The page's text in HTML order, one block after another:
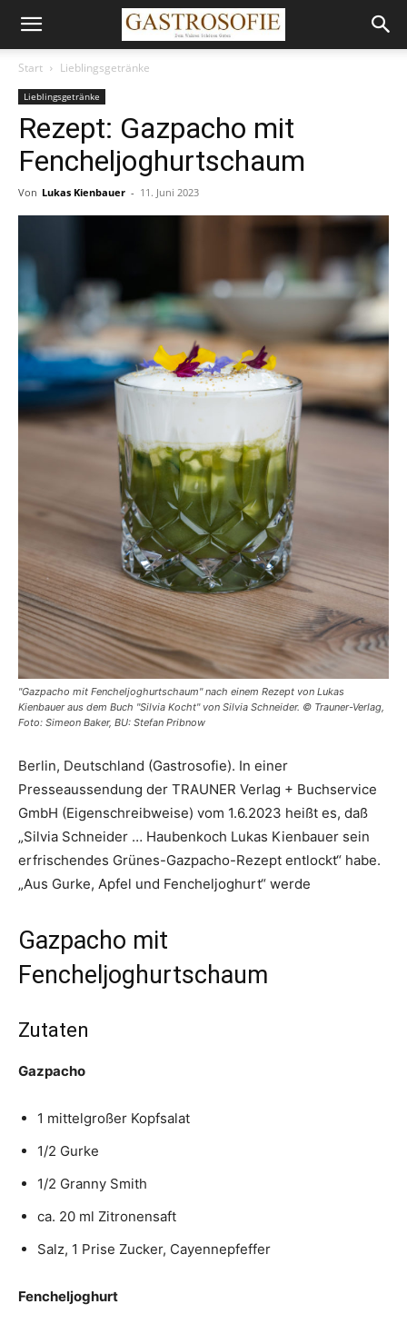
Start Lieblingsgetränke
Lieblingsgetränke
Rezept: Gazpacho mit
Fencheljoghurtschaum
Von Lukas Kienbauer - 11. Juni 2023
"Gazpacho mit Fencheljoghurtschaum" nach einem Rezept von Lukas
Kienbauer aus dem Buch "Silvia Kocht" von Silvia Schneider. © Trauner-Verlag,
Foto: Simeon Baker, BU: Stefan Pribnow
Berlin, Deutschland (Gastrosofie). In einer
Presseaussendung der TRAUNER Verlag + Buchservice
GmbH (Eigenschreibweise) vom 1.6.2023 heißt es, daß
„Silvia Schneider … Haubenkoch Lukas Kienbauer sein
erfrischendes Grünes-Gazpacho-Rezept entlockt“ habe.
„Aus Gurke, Apfel und Fencheljoghurt“ werde
Gazpacho mit
Fencheljoghurtschaum
Zutaten
Gazpacho
1 mittelgroßer Kopfsalat
1/2 Gurke
1/2 Granny Smith
ca. 20 ml Zitronensaft
Salz, 1 Prise Zucker, Cayennepfeffer
Fencheljoghurt